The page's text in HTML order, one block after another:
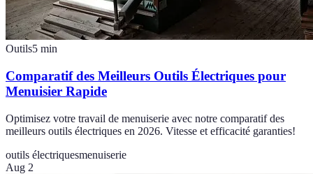
Outils5 min
Comparatif des Meilleurs Outils Électriques pour
Menuisier Rapide
Optimisez votre travail de menuiserie avec notre comparatif des
meilleurs outils électriques en 2026. Vitesse et efficacité garanties!
outils électriquesmenuiserie
Aug 2